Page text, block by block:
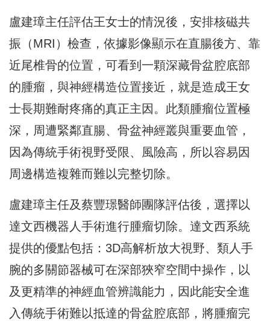
盧建璋主任評估王女士的情況後，安排核磁共
振（MRI） 檢查，依據影像顯示在直腸後方、靠
近尾椎骨的位置， 可看到一顆深藏骨盆腔底部
的腫瘤，與神經構造位置接近， 就是造成王女
士長期難耐疼痛的真正主因。此類腫瘤位置極
深， 周遭緊鄰直腸、骨盆神經叢與重要血管，
因為傳統手術視野受限、 風險高，所以容易因
周邊構造複雜而難以完整切除。
盧建璋主任及蔡豐璟醫師團隊評估後， 選擇以
達文西機器人手術進行腫瘤切除。 達文西系統
提供的優點包括：3D高解析放大視野、 類人手
腕的多關節器械可在深部狹窄空間中操作， 以
及更精準的神經血管辨識能力， 因此能安全進
入傳統手術難以抵達的骨盆腔底部，將腫瘤完